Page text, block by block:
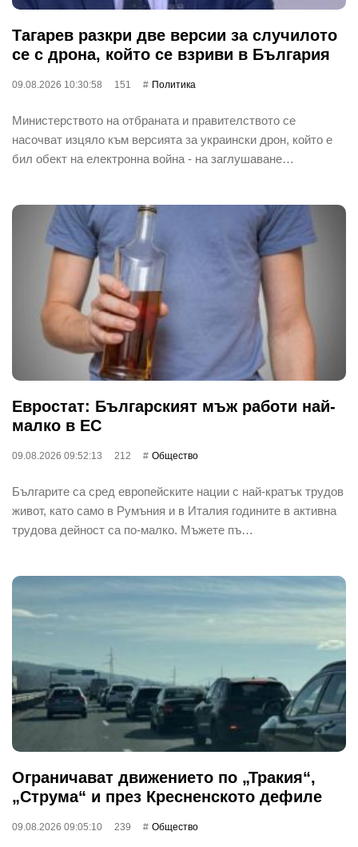
Тагарев разкри две версии за случилото
се с дрона, който се взриви в България
09.08.2026 10:30:58 151 Политика
Министерството на отбраната и правителството се
насочват изцяло към версията за украински дрон, който е
бил обект на електронна война - на заглушаване…
Евростат: Българският мъж работи най-
малко в ЕС
09.08.2026 09:52:13 212 Общество
Българите са сред европейските нации с най-кратък трудов
живот, като само в Румъния и в Италия годините в активна
трудова дейност са по-малко. Мъжете пъ…
Ограничават движението по „Тракия“,
„Струма“ и през Кресненското дефиле
09.08.2026 09:05:10 239 Общество